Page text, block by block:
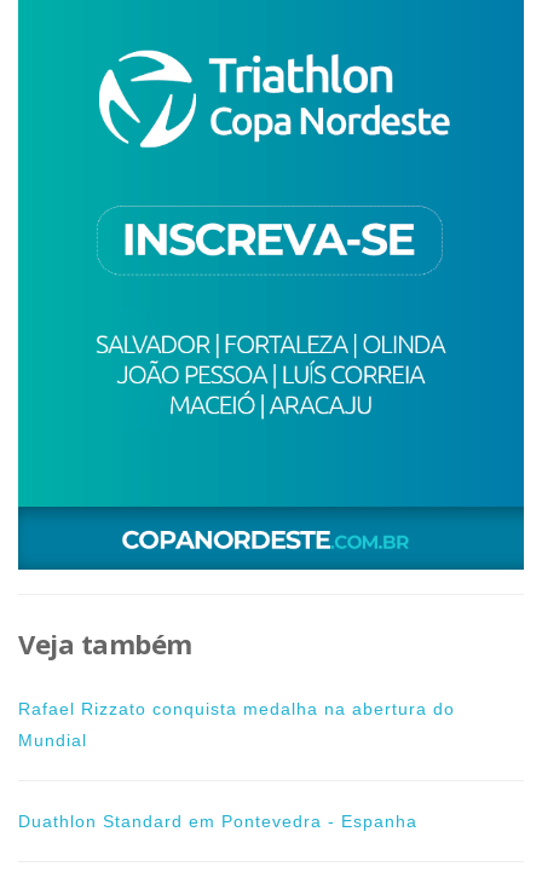
Veja também
Rafael Rizzato conquista medalha na abertura do
Mundial
Duathlon Standard em Pontevedra - Espanha